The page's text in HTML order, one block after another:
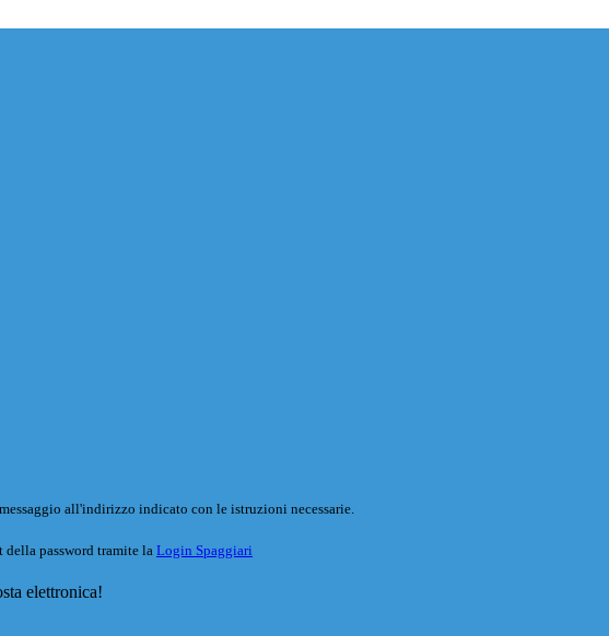
all'indirizzo indicato con le istruzioni necessarie.
della password tramite la Login Spaggiari
elettronica!